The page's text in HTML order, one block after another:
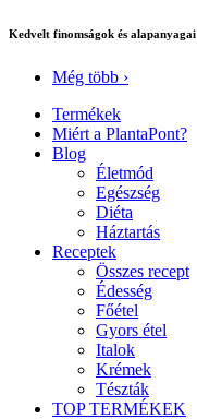
Kedvelt finomságok és alapanyagai
Még több ›
Termékek
Miért a PlantaPont?
Blog
Életmód
Egészség
Diéta
Háztartás
Receptek
Összes recept
Édesség
Főétel
Gyors étel
Italok
Krémek
Tészták
TOP TERMÉKEK